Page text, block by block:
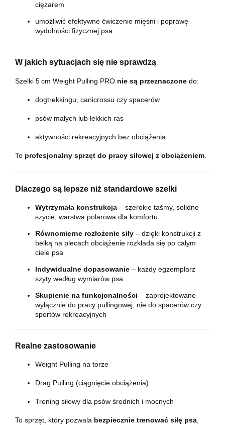
ciężarem
umożliwić efektywne ćwiczenie mięśni i poprawę
wydolności fizycznej psa
W jakich sytuacjach się nie sprawdzą
Szelki 5 cm Weight Pulling PRO nie są przeznaczone do:
dogtrekkingu, canicrossu czy spacerów
psów małych lub lekkich ras
aktywności rekreacyjnych bez obciążenia
To profesjonalny sprzęt do pracy siłowej z obciążeniem
Dlaczego są lepsze niż standardowe szelki
Wytrzymała konstrukcja – szerokie taśmy, solidne
szycie, warstwa polarowa dla komfortu
Równomierne rozłożenie siły – dzięki konstrukcji z
belką na plecach obciążenie rozkłada się po całym
ciele psa
Indywidualne dopasowanie – każdy egzemplarz
szyty według wymiarów psa
Skupienie na funkcjonalności – zaprojektowane
wyłącznie do pracy pullingowej, nie do spacerów czy
sportów rekreacyjnych
Realne zastosowanie
Weight Pulling na torze
Drag Pulling (ciągnięcie obciążenia)
Trening siłowy dla psów średnich i mocnych
To sprzęt, który pozwala bezpiecznie trenować siłę psa,